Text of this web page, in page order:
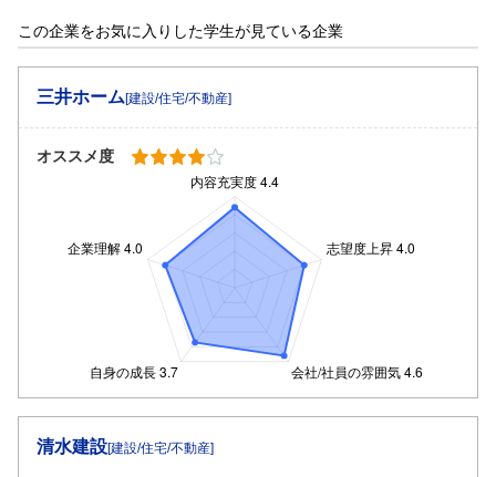
この企業をお気に入りした学生が見ている企業
三井ホーム[建設/住宅/不動産]
オススメ度
清水建設[建設/住宅/不動産]